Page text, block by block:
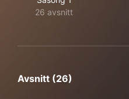
26 avsnitt
Avsnitt (26)